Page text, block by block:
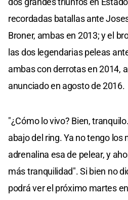
recordadas batallas ante
Broner, ambas en 2013; y el
las dos legendarias peleas
ambas con derrotas en 2014,
anunciado en agosto de 2016.
"¿Cómo lo vivo? Bien,
abajo del ring. Ya no tengo los
adrenalina esa de pelear, y
más tranquilidad". Si bien no
podrá ver el próximo martes